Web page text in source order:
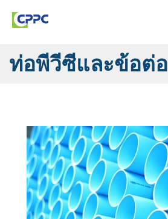
ท่อพีวีซีและข้อต่อ